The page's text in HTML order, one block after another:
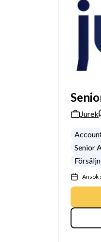
Jurek
Senior
Ansök